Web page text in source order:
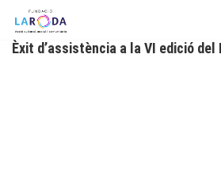
Skip to content
Èxit d’assistència a la VI edició del